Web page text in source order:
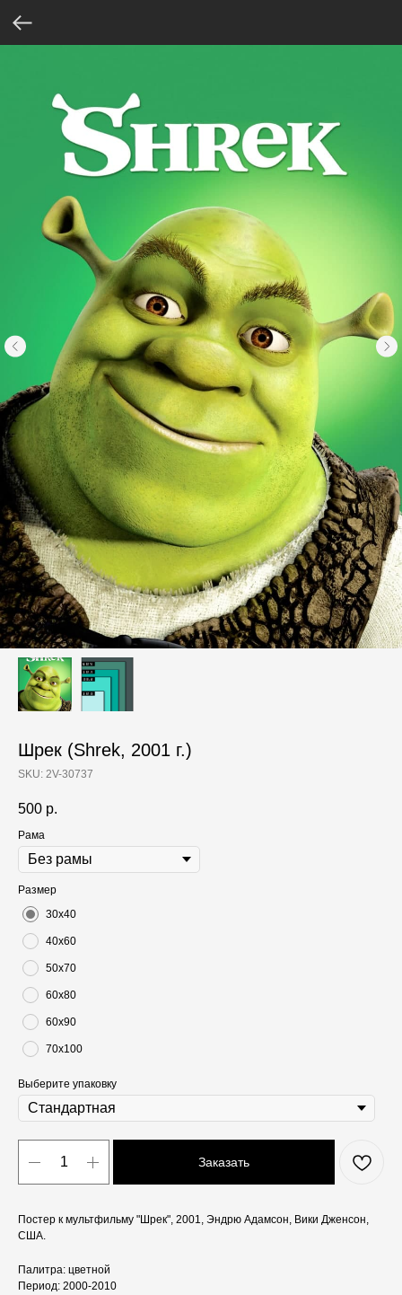
Шрек (Shrek, 2001 г.)
SKU: 2V-30737
500 р.
Рама
Размер
30х40
40х60
50х70
60х80
60х90
70х100
Выберите упаковку
Заказать
Постер к мультфильму "Шрек", 2001, Эндрю Адамсон, Вики Дженсон,
США.
Палитра: цветной
Период: 2000-2010